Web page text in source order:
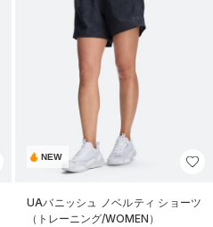
NEW
UAバニッシュ ノベルティ ショーツ
（トレーニング/WOMEN）